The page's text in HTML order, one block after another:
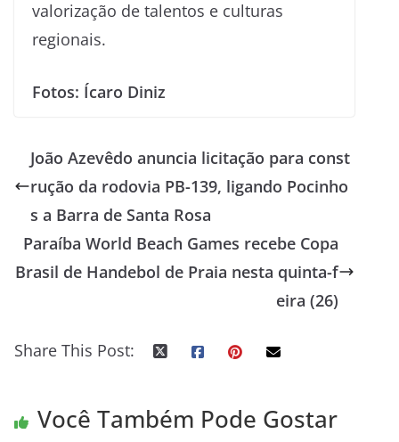
valorização de talentos e culturas
regionais.
Fotos: Ícaro Diniz
João Azevêdo anuncia licitação para const
rução da rodovia PB-139, ligando Pocinho
s a Barra de Santa Rosa
Paraíba World Beach Games recebe Copa
Brasil de Handebol de Praia nesta quinta-f
eira (26)
Share This Post:
Você Também Pode Gostar